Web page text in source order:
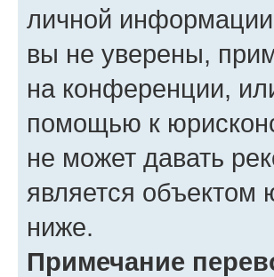
личной
вы не уверены,
на конференции,
помощью к
не может давать
является объектом
ниже.
Примечание